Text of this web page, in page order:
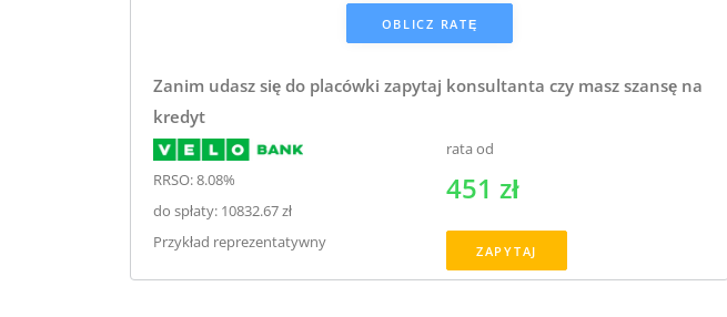
Zanim udasz się do placówki zapytaj konsultanta czy masz szansę na
kredyt
RRSO: 8.08%
do spłaty: 10832.67 zł
Przykład reprezentatywny
rata od
451 zł
ZAPYTAJ